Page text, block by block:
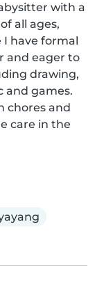
with a
all ages,
have formal
and eager to
drawing,
and games.
chores and
care in the